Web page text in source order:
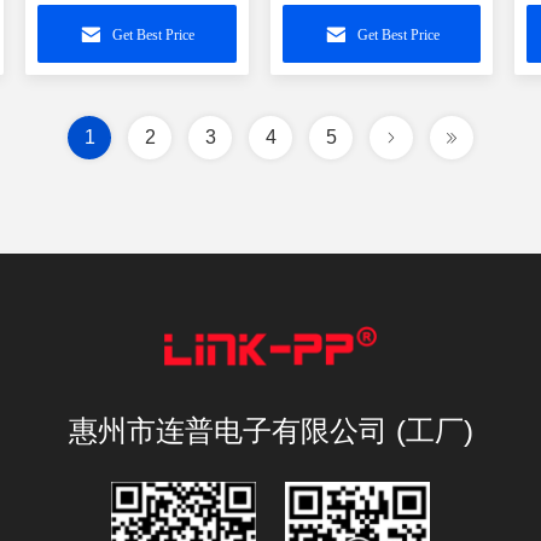
Get Best Price Get Best Price
1 2 3 4 5
惠州市连普电子有限公司 (工厂)